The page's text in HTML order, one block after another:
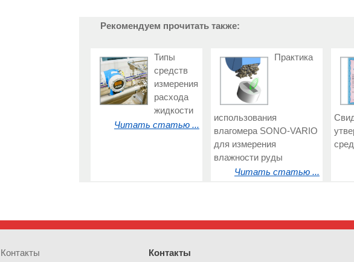
Рекомендуем прочитать также:
Типы
средств
измерения
расхода
жидкости
Читать статью ...
Практика
использования
влагомера SONO-VARIO
для измерения
влажности руды
Читать статью ...
Контакты
Контакты